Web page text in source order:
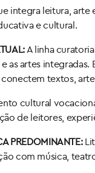
integra leitura, arte
e cultural.
A linha
as artes
textos,
cultural
de leitores,
PREDOMINANTE:
com música,